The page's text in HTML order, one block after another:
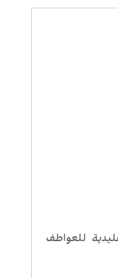
للعواطف